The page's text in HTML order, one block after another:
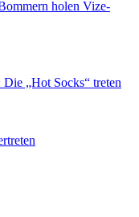
holen Vize-
„Hot Socks“ treten